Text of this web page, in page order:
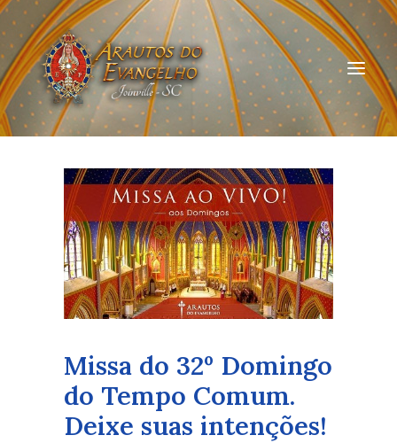
HOME
QUEM SOMOS
ARAUTOS JOINVILLE
CURSOS ON-LINE
Missa do 32º Domingo
do Tempo Comum.
Deixe suas intenções!